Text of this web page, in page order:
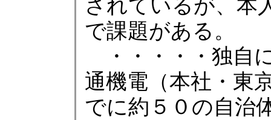
されているが、本
で課題がある。
・・・・・独自
通機電（本社・東
でに約５０の自治